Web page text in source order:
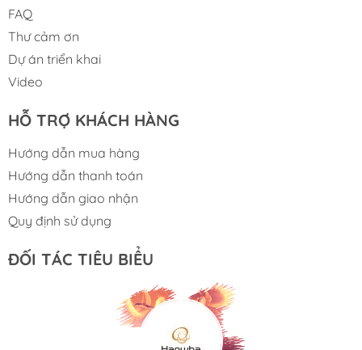
FAQ
Thư cảm ơn
Dự án triển khai
Video
HỖ TRỢ KHÁCH HÀNG
Hướng dẫn mua hàng
Hướng dẫn thanh toán
Hướng dẫn giao nhận
Quy định sử dụng
ĐỐI TÁC TIÊU BIỂU